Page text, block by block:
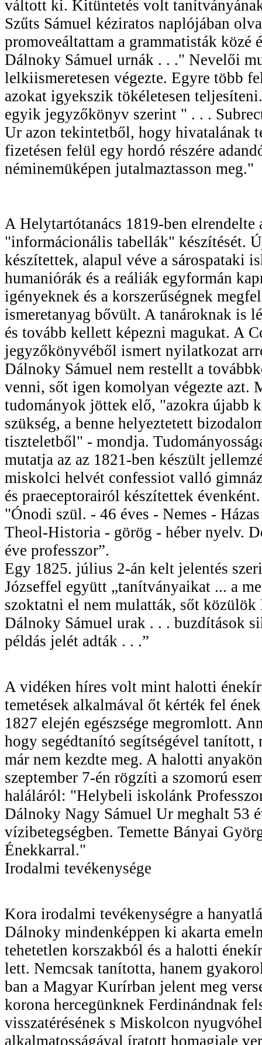
váltott ki. Kitüntetés volt
Szűts Sámuel kéziratos naplójában
promoveáltattam a grammatisták közé
Dálnoky Sámuel urnák . . ." Nevelői
lelkiismeretesen végezte. Egyre több
azokat igyekszik tökéletesen
egyik jegyzőkönyv szerint " . . .
Ur azon tekintetből, hogy hivatalának
fizetésen felül egy hordó részére
néminemüképen jutalmaztasson meg."
A Helytartótanács 1819-ben elrendelte
"informácionális tabellák" készítését.
készítettek, alapul véve a sárospataki
humaniórák és a reáliák egyformán
igényeknek és a korszerűségnek
ismeretanyag bővült. A tanároknak is
és tovább kellett képezni magukat. A
jegyzőkönyvéből ismert nyilatkozat
Dálnoky Sámuel nem restellt a
venni, sőt igen komolyan végezte azt.
tudományok jöttek elő, "azokra újabb
szükség, a benne helyeztetett
tiszteletből" - mondja.
mutatja az az 1821-ben készült
miskolci helvét confessiot valló
és praeceptorairól készítettek
"Ónodi szül. - 46 éves - Nemes -
Theol-Historia - görög - héber nyelv.
éve professzor”.
Egy 1825. július 2-án kelt jelentés
Józseffel együtt „tanítványaikat ... a
szoktatni el nem mulatták, sőt közülök
Dálnoky Sámuel urak . . . buzdítások
példás jelét adták . . .”
A vidéken híres volt mint halotti
temetések alkalmával őt kérték fel
1827 elején egészsége megromlott.
hogy segédtanító segítségével tanított,
már nem kezdte meg. A halotti
szeptember 7-én rögzíti a szomorú
haláláról: "Helybeli iskolánk
Dálnoky Nagy Sámuel Ur meghalt 53
vízibetegségben. Temette Bányai
Énekkarral."
Irodalmi tevékenysége
Kora irodalmi tevékenységre a
Dálnoky mindenképpen ki akarta
tehetetlen korszakból és a halotti
lett. Nemcsak tanította, hanem
ban a Magyar Kurírban jelent meg
korona hercegünknek Ferdinándnak
visszatérésének s Miskolcon
alkalmatosságával íratott homagiale